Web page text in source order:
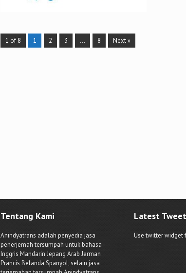
1 of 8 1 2 3 … 8 Next »
Tentang Kami
Anindyatrans adalah penyedia jasa
penerjemah tersumpah untuk bahasa
Inggris Mandarin Jepang Arab Jerman
Prancis Belanda Spanyol, selain jasa
Latest
Use twitter widget